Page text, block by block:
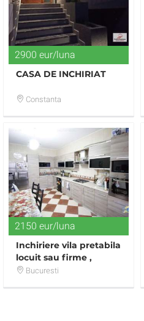
2900 eur/luna
CASA DE INCHIRIAT
Constanta
2150 eur/luna
Inchiriere vila pretabila
locuit sau firme ,
metrou Jiului
Bucuresti